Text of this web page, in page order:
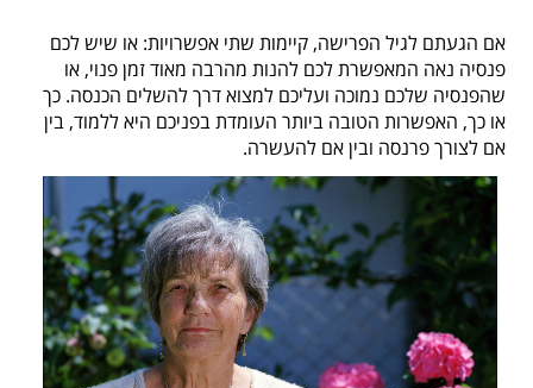
אם הגעתם לגיל הפרישה, קיימות שתי אפשרויות: או שיש לכם
פנסיה נאה המאפשרת לכם להנות מהרבה מאוד זמן פנוי, או
שהפנסיה שלכם נמוכה ועליכם למצוא דרך להשלים הכנסה. כך
או כך, האפשרות הטובה ביותר העומדת בפניכם היא ללמוד, בין
אם לצורך פרנסה ובין אם להעשרה.